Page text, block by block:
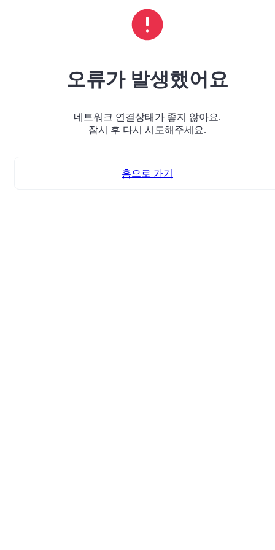
오류가 발생했어요
네트워크 연결상태가 좋지 않아요.
잠시 후 다시 시도해주세요.
홈으로 가기